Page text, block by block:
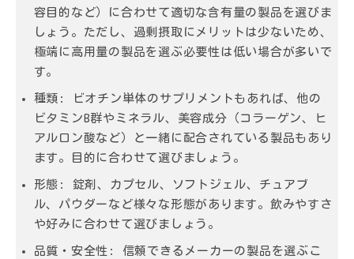
容目的など）に合わせて適切な含有量の製品を選びま
しょう。ただし、過剰摂取にメリットは少ないため、
極端に高用量の製品を選ぶ必要性は低い場合が多いで
す。
種類:
ビオチン単体のサプリメントもあれば、他の
ビタミンB群やミネラル、美容成分（コラーゲン、ヒ
アルロン酸など）と一緒に配合されている製品もあり
ます。目的に合わせて選びましょう。
形態:
錠剤、カプセル、ソフトジェル、チュアブ
ル、パウダーなど様々な形態があります。飲みやすさ
や好みに合わせて選びましょう。
品質・安全性:
信頼できるメーカーの製品を選ぶこ